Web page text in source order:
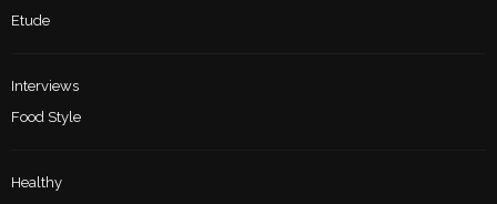
Etude
Interviews
Food Style
Healthy